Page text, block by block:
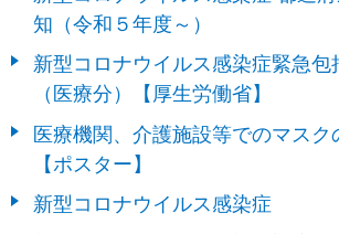
知（令和５年度～）
新型コロナウイルス感染症緊急包
（医療分）【厚生労働省】
医療機関、介護施設等でのマスク
【ポスター】
新型コロナウイルス感染症